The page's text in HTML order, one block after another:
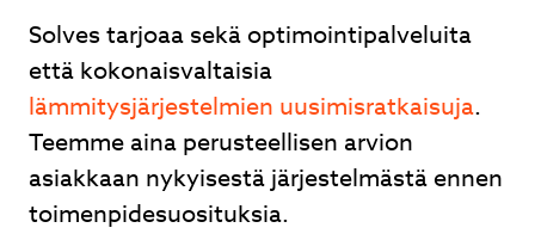
Solves tarjoaa sekä optimointipalveluita
että kokonaisvaltaisia
lämmitysjärjestelmien uusimisratkaisuja.
Teemme aina perusteellisen arvion
asiakkaan nykyisestä järjestelmästä ennen
toimenpidesuosituksia.